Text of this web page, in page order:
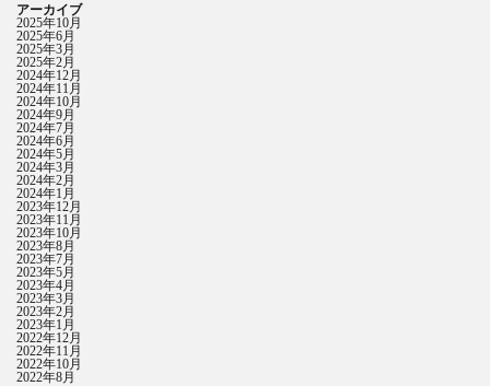
アーカイブ
2025年10月
2025年6月
2025年3月
2025年2月
2024年12月
2024年11月
2024年10月
2024年9月
2024年7月
2024年6月
2024年5月
2024年3月
2024年2月
2024年1月
2023年12月
2023年11月
2023年10月
2023年8月
2023年7月
2023年5月
2023年4月
2023年3月
2023年2月
2023年1月
2022年12月
2022年11月
2022年10月
2022年8月